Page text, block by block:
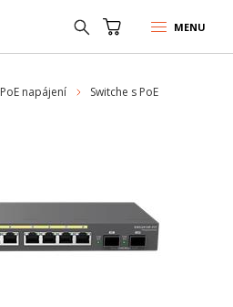
MENU
PoE napájení Switche s PoE